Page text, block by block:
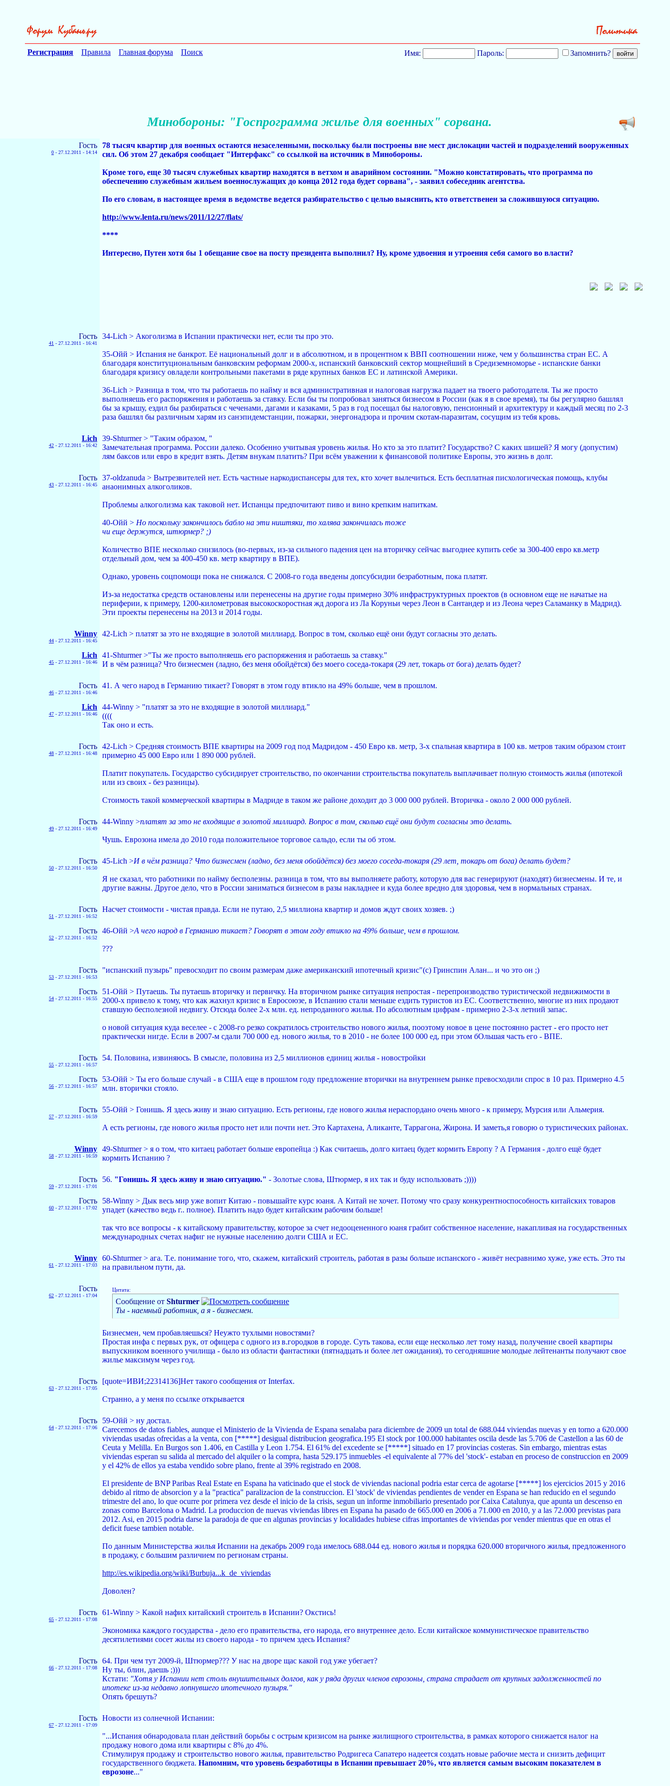
Регистрация Правила Главная форума Поиск Имя: Пароль: Запомнить?
Минобороны: "Госпрограмма жилье для военных" сорвана.
Гость
0 - 27.12.2011 - 14:14
78 тысяч квартир для военных остаются незаселенными, поскольку были построены вне мест дислокации частей и подразделений вооруженных
сил. Об этом 27 декабря сообщает "Интерфакс" со ссылкой на источник в Минобороны.
Кроме того, еще 30 тысяч служебных квартир находятся в ветхом и аварийном состоянии. "Можно констатировать, что программа по
обеспечению служебным жильем военнослужащих до конца 2012 года будет сорвана", - заявил собеседник агентства.
По его словам, в настоящее время в ведомстве ведется разбирательство с целью выяснить, кто ответственен за сложившуюся ситуацию.
http://www.lenta.ru/news/2011/12/27/flats/
****
Интересно, Путен хотя бы 1 обещание свое на посту президента выполнил? Ну, кроме удвоения и утроения себя самого во власти?
Гость
41 - 27.12.2011 - 16:41
34-Lich > Акоголизма в Испании практически нет, если ты про это.
35-Ойй > Испания не банкрот. Её национальный долг и в абсолютном, и в процентном к ВВП соотношении ниже, чем у большинства стран ЕС. А
благодаря конституциональным банковским реформам 2000-х, испанский банковский сектор мощнейший в Средиземноморье - испанские банки
благодаря кризису овладели контрольными пакетами в ряде крупных банков ЕС и латинской Америки.
36-Lich > Разница в том, что ты работаешь по найму и вся административная и налоговая нагрузка падает на твоего работодателя. Ты же просто
выполняешь его распоряжения и работаешь за ставку. Если бы ты попробовал заняться бизнесом в России (как я в свое время), ты бы регулярно башлял
бы за крышу, ездил бы разбираться с чеченами, дагами и казаками, 5 раз в год посещал бы налоговую, пенсионный и архитектуру и каждый месяц по 2-3
раза башлял бы различным харям из санэпидемстанции, пожарки, энергонадзора и прочим скотам-паразитам, сосущим из тебя кровь.
Lich
42 - 27.12.2011 - 16:42
39-Shturmer > "Таким образом, "
Замечательная программа. России далеко. Особенно учитывая уровень жилья. Но кто за это платит? Государство? С каких шишей? Я могу (допустим)
лям баксов или евро в кредит взять. Детям внукам платить? При всём уважении к финансовой политике Европы, это жизнь в долг.
Гость
43 - 27.12.2011 - 16:45
37-oldzanuda > Вытрезвителей нет. Есть частные наркодиспансеры для тех, кто хочет вылечиться. Есть бесплатная писхологическая помощь, клубы
анаонимных алкоголиков.
Проблемы алкоголизма как таковой нет. Испанцы предпочитают пиво и вино крепким напиткам.
40-Ойй > Но поскольку закончилось бабло на эти ништяки, то халява закончилась тоже
чи еще держутся, штюрмер? ;)
Количество ВПЕ несколько снизилось (во-первых, из-за сильного падения цен на вторичку сейчас выгоднее купить себе за 300-400 евро кв.метр
отдельный дом, чем за 400-450 кв. метр квартиру в ВПЕ).
Однако, уровень соцпомощи пока не снижался. С 2008-го года введены допсубсидии безработным, пока платят.
Из-за недостатка средств остановлены или перенесены на другие годы примерно 30% инфраструктурных проектов (в основном еще не начатые на
периферии, к примеру, 1200-километровая высокоскоростная жд дорога из Ла Коруньи через Леон в Сантандер и из Леона через Саламанку в Мадрид).
Эти проекты перенесены на 2013 и 2014 годы.
Winny
44 - 27.12.2011 - 16:45
42-Lich > платят за это не входящие в золотой миллиард. Вопрос в том, сколько ещё они будут согласны это делать.
Lich
45 - 27.12.2011 - 16:46
41-Shturmer >"Ты же просто выполняешь его распоряжения и работаешь за ставку."
И в чём разница? Что бизнесмен (ладно, без меня обойдётся) без моего соседа-токаря (29 лет, токарь от бога) делать будет?
Гость
46 - 27.12.2011 - 16:46
41. А чего народ в Германию тикает? Говорят в этом году втикло на 49% больше, чем в прошлом.
Lich
47 - 27.12.2011 - 16:46
44-Winny > "платят за это не входящие в золотой миллиард."
((((
Так оно и есть.
Гость
48 - 27.12.2011 - 16:48
42-Lich > Средняя стоимость ВПЕ квартиры на 2009 год под Мадридом - 450 Евро кв. метр, 3-х спальная квартира в 100 кв. метров таким образом стоит
примерно 45 000 Евро или 1 890 000 рублей.
Платит покупатель. Государство субсидирует строительство, по окончании строительства покупатель выплачивает полную стоимость жилья (ипотекой
или из своих - без разницы).
Стоимость такой коммерческой квартиры в Мадриде в таком же районе доходит до 3 000 000 рублей. Вторичка - около 2 000 000 рублей.
Гость
49 - 27.12.2011 - 16:49
44-Winny >платят за это не входящие в золотой миллиард. Вопрос в том, сколько ещё они будут согласны это делать.
Чушь. Еврозона имела до 2010 года положительное торговое сальдо, если ты об этом.
Гость
50 - 27.12.2011 - 16:50
45-Lich >И в чём разница? Что бизнесмен (ладно, без меня обойдётся) без моего соседа-токаря (29 лет, токарь от бога) делать будет?
Я не сказал, что работники по найму бесполезны. разница в том, что вы выполняете работу, которую для вас генерируют (находят) бизнесмены. И те, и
другие важны. Другое дело, что в России заниматься бизнесом в разы накладнее и куда более вредно для здоровья, чем в нормальных странах.
Гость
51 - 27.12.2011 - 16:52
Насчет стоимости - чистая правда. Если не путаю, 2,5 миллиона квартир и домов ждут своих хозяев. ;)
Гость
52 - 27.12.2011 - 16:52
46-Ойй >А чего народ в Германию тикает? Говорят в этом году втикло на 49% больше, чем в прошлом.
???
Гость
53 - 27.12.2011 - 16:53
"испанский пузырь" превосходит по своим размерам даже американский ипотечный кризис"(с) Гринспин Алан... и чо это он ;)
Гость
54 - 27.12.2011 - 16:55
51-Ойй > Путаешь. Ты путаешь вторичку и первичку. На вторичном рынке ситуация непростая - перепроизводство туристической недвижимости в
2000-х привело к тому, что как жахнул кризис в Евросоюзе, в Испанию стали меньше ездить туристов из ЕС. Соответственно, многие из них продают
ставшую бесполезной недвигу. Отсюда более 2-х млн. ед. непроданного жилья. По абсолютным цифрам - примерно 2-3-х летний запас.
о новой ситуация куда веселее - с 2008-го резко сократилось строительство нового жилья, пооэтому новое в цене постоянно растет - его просто нет
практически нигде. Если в 2007-м сдали 700 000 ед. нового жилья, то в 2010 - не более 100 000 ед, при этом бОльшая часть его - ВПЕ.
Гость
55 - 27.12.2011 - 16:57
54. Половина, извиняюсь. В смысле, половина из 2,5 миллионов единиц жилья - новостройки
Гость
56 - 27.12.2011 - 16:57
53-Ойй > Ты его больше случай - в США еще в прошлом году предложение вторички на внутреннем рынке превосходили спрос в 10 раз. Примерно 4.5
млн. вторички стояло.
Гость
57 - 27.12.2011 - 16:59
55-Ойй > Гонишь. Я здесь живу и знаю ситуацию. Есть регионы, где нового жилья нераспордано очень много - к примеру, Мурсия или Альмерия.
А есть регионы, где нового жилья просто нет или почти нет. Это Картахена, Аликанте, Таррагона, Жирона. И заметь,я говорю о туристических районах.
Winny
58 - 27.12.2011 - 16:59
49-Shturmer > я о том, что китаец работает больше европейца :) Как считаешь, долго китаец будет кормить Европу ? А Германия - долго ещё будет
кормить Испанию ?
Гость
59 - 27.12.2011 - 17:01
56. "Гонишь. Я здесь живу и знаю ситуацию." - Золотые слова, Штюрмер, я их так и буду использовать ;))))
Гость
60 - 27.12.2011 - 17:02
58-Winny > Дык весь мир уже вопит Китаю - повышайте курс юаня. А Китай не хочет. Потому что сразу конкурентноспособность китайских товаров
упадет (качество ведь г.. полное). Платить надо будет китайским рабочим больше!
так что все вопросы - к китайскому правительству, которое за счет недооцененного юаня грабит собственное население, накапливая на государственных
международных счетах нафиг не нужные населению долги США и ЕС.
Winny
61 - 27.12.2011 - 17:03
60-Shturmer > ага. Т.е. понимание того, что, скажем, китайский строитель, работая в разы больше испанского - живёт несравнимо хуже, уже есть. Это ты
на правильном пути, да.
Гость
62 - 27.12.2011 - 17:04
Цитата:
Сообщение от Shturmer
Ты - наемный работник, а я - бизнесмен.
Бизнесмен, чем пробавляешься? Неужто тухлыми новостями?
Простая инфа с первых рук, от офицера с одного из в.городков в городе. Суть такова, если еще несколько лет тому назад, получение своей квартиры
выпускником военного училища - было из области фантастики (пятнадцать и более лет ожидания), то сегодняшние молодые лейтенанты получают свое
жилье максимум через год.
Гость
63 - 27.12.2011 - 17:05
[quote=ИBИ;22314136]Нет такого сообщения от Interfax.
Странно, а у меня по ссылке открывается
Гость
64 - 27.12.2011 - 17:06
59-Ойй > ну достал.
Carecemos de datos fiables, aunque el Ministerio de la Vivienda de Espana senalaba para diciembre de 2009 un total de 688.044 viviendas nuevas y en torno a 620.000
viviendas usadas ofrecidas a la venta, con [*****] desigual distribucion geografica.195 El stock por 100.000 habitantes oscila desde las 5.706 de Castellon a las 60 de
Ceuta y Melilla. En Burgos son 1.406, en Castilla y Leon 1.754. El 61% del excedente se [*****] situado en 17 provincias costeras. Sin embargo, mientras estas
viviendas esperan su salida al mercado del alquiler o la compra, hasta 529.175 inmuebles -el equivalente al 77% del 'stock'- estaban en proceso de construccion en 2009
y el 42% de ellos ya estaba vendido sobre plano, frente al 39% registrado en 2008.
El presidente de BNP Paribas Real Estate en Espana ha vaticinado que el stock de viviendas nacional podria estar cerca de agotarse [*****] los ejercicios 2015 y 2016
debido al ritmo de absorcion y a la "practica" paralizacion de la construccion. El 'stock' de viviendas pendientes de vender en Espana se han reducido en el segundo
trimestre del ano, lo que ocurre por primera vez desde el inicio de la crisis, segun un informe inmobiliario presentado por Caixa Catalunya, que apunta un descenso en
zonas como Barcelona o Madrid. La produccion de nuevas viviendas libres en Espana ha pasado de 665.000 en 2006 a 71.000 en 2010, y a las 72.000 previstas para
2012. Asi, en 2015 podria darse la paradoja de que en algunas provincias y localidades hubiese cifras importantes de viviendas por vender mientras que en otras el
deficit fuese tambien notable.
По данным Министерства жилья Испании на декабрь 2009 года имелось 688.044 ед. нового жилья и порядка 620.000 вторичного жилья, предложенного
в продажу, с большим различием по регионам страны.
http://es.wikipedia.org/wiki/Burbuja...k_de_viviendas
Доволен?
Гость
65 - 27.12.2011 - 17:08
61-Winny > Какой нафих китайский строитель в Испании? Окстись!
Экономика каждого государства - дело его правительства, его народа, его внутреннее дело. Если китайское коммунистическое правительство
десятилетиями сосет жилы из своего народа - то причем здесь Испания?
Гость
66 - 27.12.2011 - 17:08
64. При чем тут 2009-й, Штюрмер??? У нас на дворе щас какой год уже убегает?
Ну ты, блин, даешь ;)))
Кстати: "Хотя у Испании нет столь внушительных долгов, как у ряда других членов еврозоны, страна страдает от крупных задолженностей по
ипотеке из-за недавно лопнувшего ипотечного пузыря."
Опять брешуть?
Гость
67 - 27.12.2011 - 17:09
Новости из солнечной Испании:
"...Испания обнародовала план действий борьбы с острым кризисом на рынке жилищного строительства, в рамках которого снижается налог на
продажу нового дома или квартиры с 8% до 4%.
Стимулируя продажу и строительство нового жилья, правительство Родригеса Сапатеро надеется создать новые рабочие места и снизить дефицит
государственного бюджета. Напомним, что уровень безработицы в Испании превышает 20%, что является самым высоким показателем в
еврозоне..."